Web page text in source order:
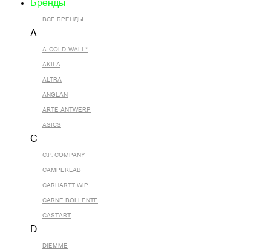
Бренды
ВСЕ БРЕНДЫ
A
A-COLD-WALL*
AKILA
ALTRA
ANGLAN
ARTE ANTWERP
ASICS
C
C.P. COMPANY
CAMPERLAB
CARHARTT WIP
CARNE BOLLENTE
CASTART
D
DIEMME